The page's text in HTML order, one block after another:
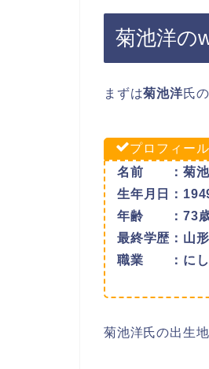
菊池洋の
まずは菊池洋氏の
プロフィール
名前
：菊
生年月日：
年齢 ：73
最終学歴：山
職業 ： に
菊池洋氏の出生